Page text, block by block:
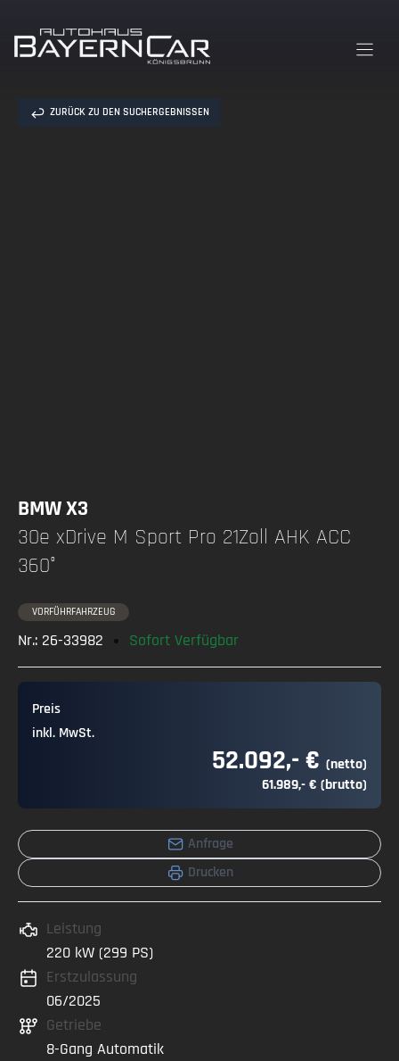
Inhalt
springen
ZURÜCK ZU DEN SUCHERGEBNISSEN
BMW X3
30e xDrive M Sport Pro 21Zoll AHK ACC
360°
VORFÜHRFAHRZEUG
Nr.: 26-33982 Sofort Verfügbar
Preis
inkl. MwSt.
52.092,- € (netto)
61.989,- € (brutto)
Anfrage
Drucken
Leistung
220 kW (299 PS)
Erstzulassung
06/2025
Getriebe
8-Gang Automatik